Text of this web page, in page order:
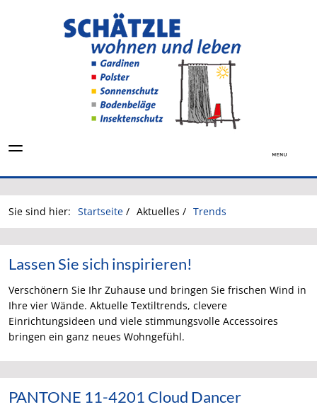
Sie sind hier: Startseite / Aktuelles / Trends
Lassen Sie sich inspirieren!
Verschönern Sie Ihr Zuhause und bringen Sie frischen Wind in
Ihre vier Wände. Aktuelle Textiltrends, clevere
Einrichtungsideen und viele stimmungsvolle Accessoires
bringen ein ganz neues Wohngefühl.
PANTONE 11-4201 Cloud Dancer